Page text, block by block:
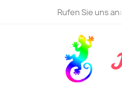
Rufen Sie uns an: